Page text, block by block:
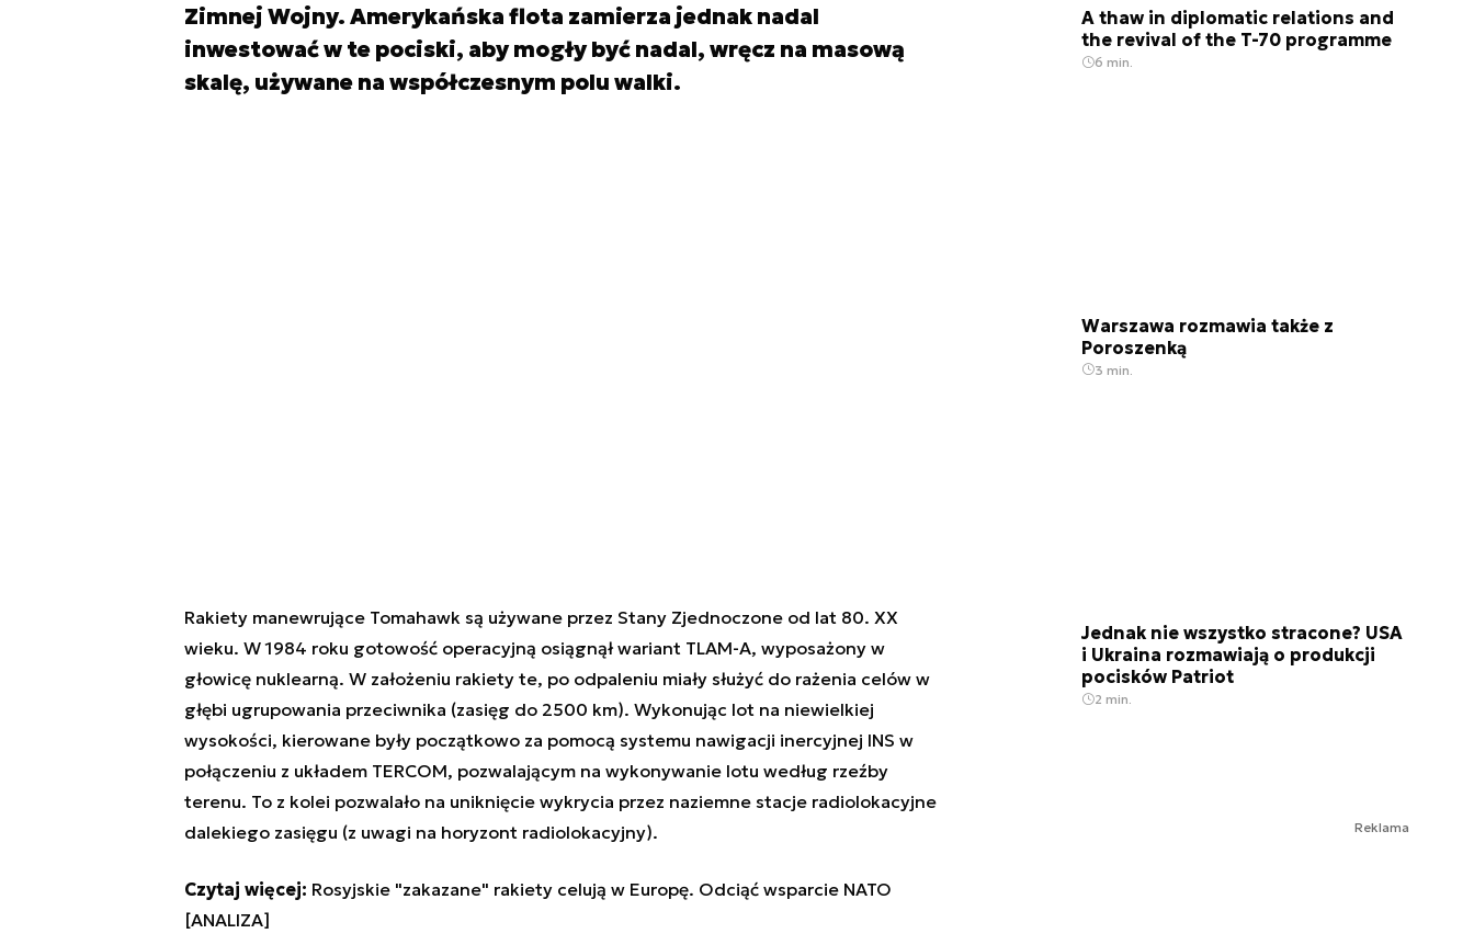
Zimnej Wojny. Amerykańska flota zamierza jednak nadal
inwestować w te pociski, aby mogły być nadal, wręcz na masową
skalę, używane na współczesnym polu walki.
Rakiety manewrujące Tomahawk są używane przez Stany Zjednoczone od lat 80. XX
wieku. W 1984 roku gotowość operacyjną osiągnął wariant TLAM-A, wyposażony w
głowicę nuklearną. W założeniu rakiety te, po odpaleniu miały służyć do rażenia celów w
głębi ugrupowania przeciwnika (zasięg do 2500 km). Wykonując lot na niewielkiej
wysokości, kierowane były początkowo za pomocą systemu nawigacji inercyjnej INS w
połączeniu z układem TERCOM, pozwalającym na wykonywanie lotu według rzeźby
terenu. To z kolei pozwalało na uniknięcie wykrycia przez naziemne stacje radiolokacyjne
dalekiego zasięgu (z uwagi na horyzont radiolokacyjny).
Czytaj więcej: Rosyjskie "zakazane" rakiety celują w Europę. Odciąć wsparcie NATO
[ANALIZA]
A thaw in diplomatic relations and
the revival of the T-70 programme
6 min.
Warszawa rozmawia także z
Poroszenką
3 min.
Jednak nie wszystko stracone? USA
i Ukraina rozmawiają o produkcji
pocisków Patriot
2 min.
Reklama